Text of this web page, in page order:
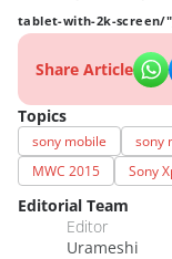
tablet-with-2k-screen/
Share Article
Topics
sony mobile sony
MWC 2015
Sony
Editorial Team
Editor
Urameshi